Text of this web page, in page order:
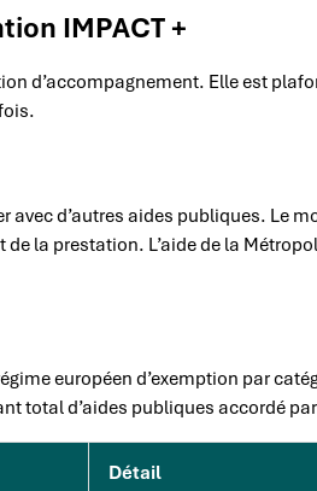
IMPACT +
d’accompagnement. Elle est
avec d’autres aides publiques. Le
la prestation. L’aide de la
européen d’exemption par
total d’aides publiques accordé
Détail